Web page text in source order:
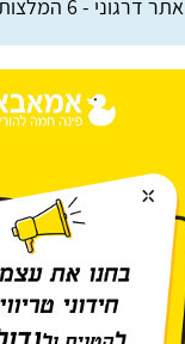
אתר דרגוני - 6 המלצות חדשות